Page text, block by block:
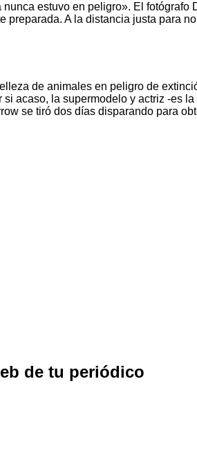
estuvo en peligro». El fotógrafo
A la distancia justa para
de animales en peligro de
acaso, la supermodelo y actriz -es
se tiró dos días disparando para
de tu periódico